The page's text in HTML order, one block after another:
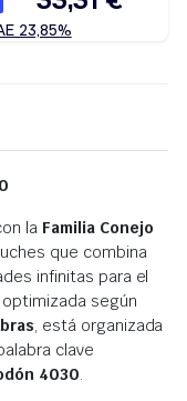
la Familia Conejo
que combina
infinitas para el
según
, está organizada
clave
4030.